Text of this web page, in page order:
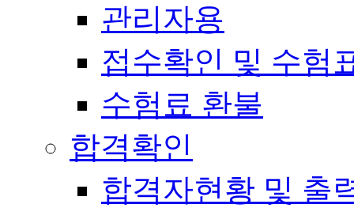
관리자용
접수확인 및 수험
수험료 환불
합격확인
합격자현황 및 출